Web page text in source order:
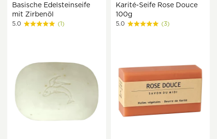
Basische Edelsteinseife
mit Zirbenöl
5.0 (1)
Karité-Seife Rose Douce
100g
5.0 (3)